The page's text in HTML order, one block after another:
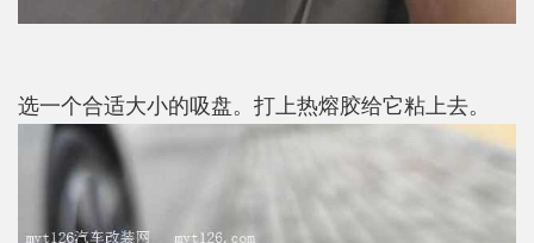
选一个合适大小的吸盘。打上热熔胶给它粘上去。